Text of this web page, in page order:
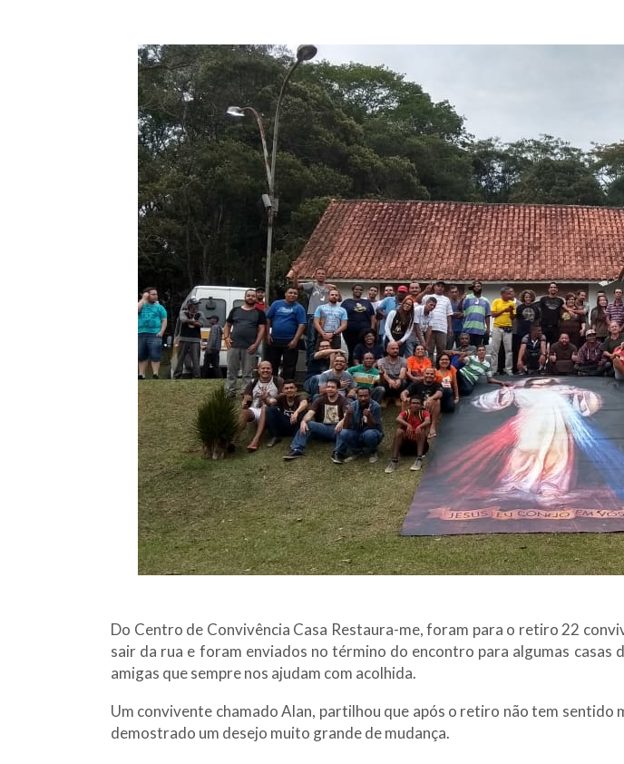
Do Centro de Convivência Casa Restaura-me, foram para o retiro 22
sair da rua e foram enviados no término do encontro para algumas
amigas que sempre nos ajudam com acolhida.
Um convivente chamado Alan, partilhou que após o retiro não tem sentido
demostrado um desejo muito grande de mudança.